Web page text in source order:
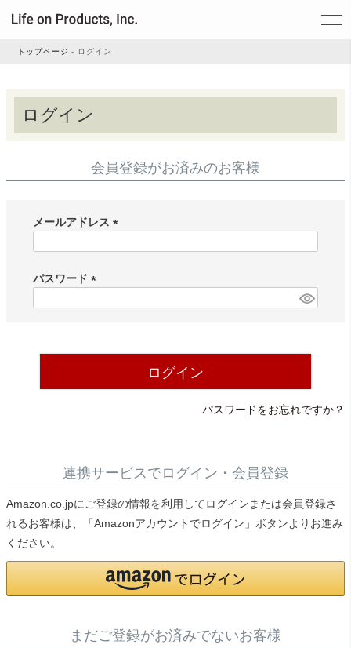
家電
ビューティー
デジタル雑貨
アウトレット
トップページ ログイン
ログイン
会員登録がお済みのお客様
メールアドレス
)
パスワード
ログイン
パスワードをお忘れですか？
連携サービスでログイン・会員登録
Amazon.co.jpにご登録の情報を利用してログインまたは会員登録さ
れるお客様は、「Amazonアカウントでログイン」ボタンよりお進み
ください。
まだご登録がお済みでないお客様